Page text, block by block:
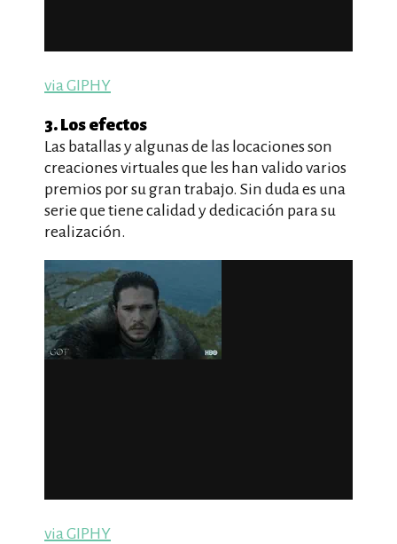
via GIPHY
3. Los efectos
Las batallas y algunas de las locaciones son
creaciones virtuales que les han valido varios
premios por su gran trabajo. Sin duda es una
serie que tiene calidad y dedicación para su
realización.
via GIPHY